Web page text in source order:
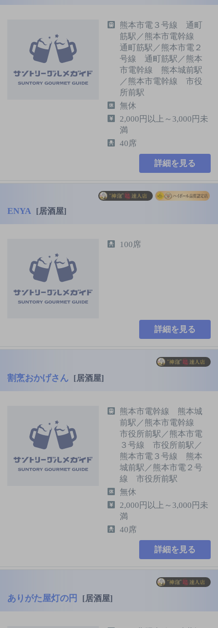
熊本市電３号線 通町
筋駅／熊本市電幹線
通町筋駅／熊本市電２
号線 通町筋駅／熊本
市電幹線 熊本城前駅
／熊本市電幹線 市役
所前駅
無休
2,000円以上～3,000円未
満
40席
詳細を見る
ENYA [居酒屋]
100席
詳細を見る
割烹おかげさん [居酒屋]
熊本市電幹線 熊本城
前駅／熊本市電幹線
市役所前駅／熊本市電
３号線 市役所前駅／
熊本市電３号線 熊本
城前駅／熊本市電２号
線 市役所前駅
無休
2,000円以上～3,000円未
満
40席
詳細を見る
ありがた屋灯の円 [居酒屋]